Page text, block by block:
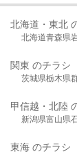
北海道・東北
北海道青森県
関東 のチラシ
茨城県栃木県
甲信越・北陸
新潟県富山県
東海 のチラシ